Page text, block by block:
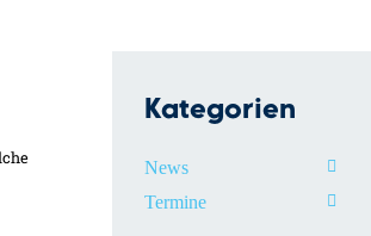
Kategorien
News
Termine